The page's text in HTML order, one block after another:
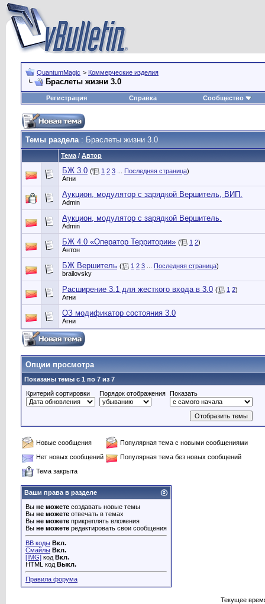
QuantumMagic > Коммерческие изделия
Браслеты жизни 3.0
Регистрация Справка Сообщество
Темы раздела: Браслеты жизни 3.0
Тема / Автор
БЖ 3.0 ( 1 2 3 Последняя страница)
Агни
Аукцион, модулятор с зарядкой Вершитель, ВИП.
Admin
Аукцион, модулятор с зарядкой Вершитель.
Admin
БЖ 4.0 «Оператор Территории» ( 1 2)
Антон
БЖ Вершитель ( 1 2 3 Последняя страница)
brailovsky
Расширение 3.1 для жесткого входа в 3.0 ( 1 2)
Агни
ОЗ модификатор состояния 3.0
Агни
Опции просмотра
Показаны темы с 1 по 7 из 7
Критерий сортировки
Порядок отображения Показать
Новые сообщения
Популярная тема с новыми сообщениями
Нет новых сообщений
Популярная тема без новых сообщений
Тема закрыта
Ваши права в разделе
Вы не можете создавать новые темы
Вы не можете отвечать в темах
Вы не можете прикреплять вложения
Вы не можете редактировать свои сообщения
BB коды Вкл.
Смайлы Вкл.
[IMG] код Вкл.
HTML код Выкл.
Правила форума
Текущее